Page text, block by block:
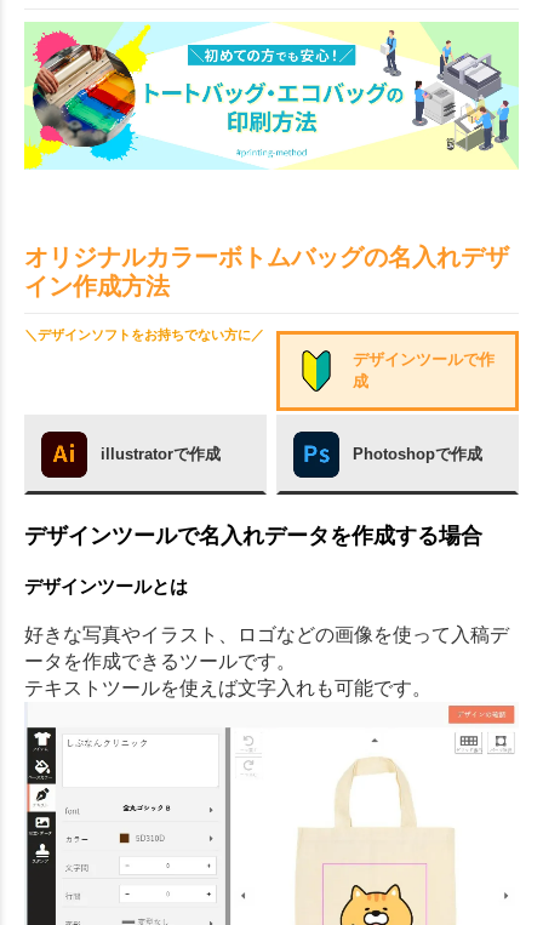
オリジナルカラーボトムバッグの名入れデザ
イン作成方法
＼デザインソフトをお持ちでない方に／
デザインツールで作
成
illustratorで作成 Photoshopで作成
デザインツールで名入れデータを作成する場合
デザインツールとは
好きな写真やイラスト、ロゴなどの画像を使って入稿デ
ータを作成できるツールです。
テキストツールを使えば文字入れも可能です。